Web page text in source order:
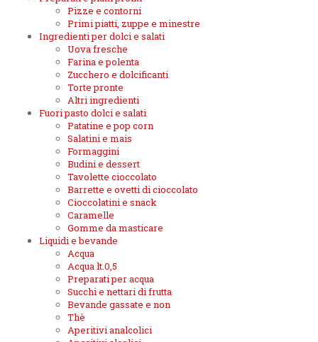
Pizze e contorni
Primi piatti, zuppe e minestre
Ingredienti per dolci e salati
Uova fresche
Farina e polenta
Zucchero e dolcificanti
Torte pronte
Altri ingredienti
Fuori pasto dolci e salati
Patatine e pop corn
Salatini e mais
Formaggini
Budini e dessert
Tavolette cioccolato
Barrette e ovetti di cioccolato
Cioccolatini e snack
Caramelle
Gomme da masticare
Liquidi e bevande
Acqua
Acqua lt.0,5
Preparati per acqua
Succhi e nettari di frutta
Bevande gassate e non
Thè
Aperitivi analcolici